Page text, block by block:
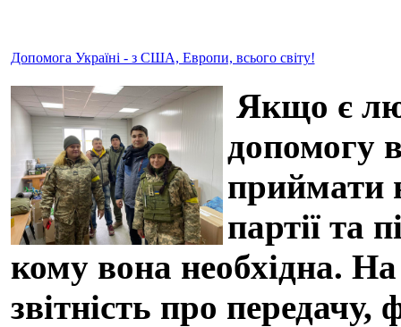
Допомога Україні - з США, Европи, всього світу!
Якщо є
допомогу
приймати
партії та
кому вона необхідна.
звітність про передачу,